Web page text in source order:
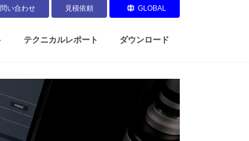
い合わせ 見積依頼 GLOBAL
テクニカルレポート ダウンロード